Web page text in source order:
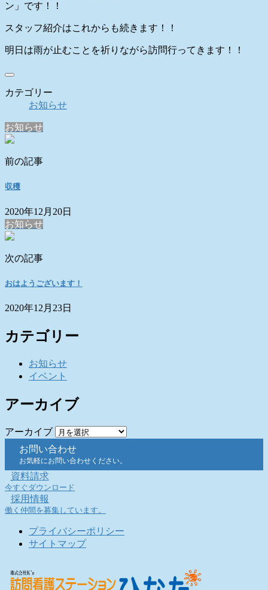
ン」です！！
スタッフ紹介はこれからも続きます！！
明日は雨が止むことを祈りながら訪問行ってきます！！
カテゴリー
お知らせ
お知らせ
前の記事
収穫
2020年12月20日
お知らせ
次の記事
おはようございます！
2020年12月23日
カテゴリー
お知らせ
イベント
アーカイブ
アーカイブ
お問い合わせ
お気軽にお問い合わせください。
資料請求
今すぐダウンロード
採用情報
働く仲間を募集しています。
プライバシーポリシー
サイトマップ